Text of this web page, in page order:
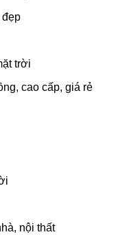
đẹp
trời
cao cấp, giá rẻ
nội thất